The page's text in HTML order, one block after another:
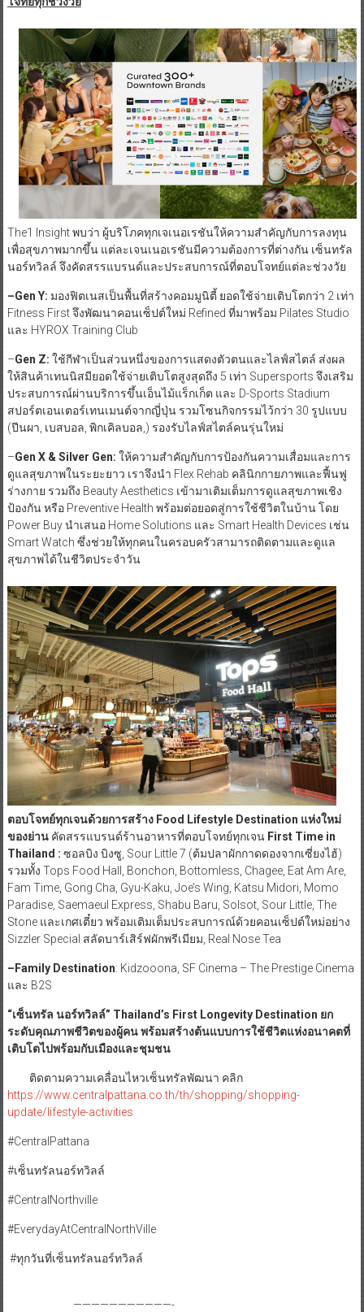
The1 Insight พบว่า ผู้บริโภคทุกเจเนอเรชันให้ความสำคัญกับการลงทุน
เพื่อสุขภาพมากขึ้น แต่ละเจนเนอเรชันมีความต้องการที่ต่างกัน เซ็นทรัล
นอร์ทวิลล์ จึงคัดสรรแบรนด์และประสบการณ์ที่ตอบโจทย์แต่ละช่วงวัย
–Gen Y: มองฟิตเนสเป็นพื้นที่สร้างคอมมูนิตี้ ยอดใช้จ่ายเติบโตกว่า 2 เท่า
Fitness First จึงพัฒนาคอนเซ็ปต์ใหม่ Refined ที่มาพร้อม Pilates Studio
และ HYROX Training Club
–Gen Z: ใช้กีฬาเป็นส่วนหนึ่งของการแสดงตัวตนและไลฟ์สไตล์ ส่งผล
ให้สินค้าเทนนิสมียอดใช้จ่ายเติบโตสูงสุดถึง 5 เท่า Supersports จึงเสริม
ประสบการณ์ผ่านบริการขึ้นเอ็นไม้แร็กเก็ต และ D-Sports Stadium
สปอร์ตเอนเตอร์เทนเมนต์จากญี่ปุ่น รวมโซนกิจกรรมไว้กว่า 30 รูปแบบ
(ปีนผา, เบสบอล, พิกเคิลบอล,) รองรับไลฟ์สไตล์คนรุ่นใหม่
–Gen X & Silver Gen: ให้ความสำคัญกับการป้องกันความเสื่อมและการ
ดูแลสุขภาพในระยะยาว เราจึงนำ Flex Rehab คลินิกกายภาพและฟื้นฟู
ร่างกาย รวมถึง Beauty Aesthetics เข้ามาเติมเต็มการดูแลสุขภาพเชิง
ป้องกัน หรือ Preventive Health พร้อมต่อยอดสู่การใช้ชีวิตในบ้าน โดย
Power Buy นำเสนอ Home Solutions และ Smart Health Devices เช่น
Smart Watch ซึ่งช่วยให้ทุกคนในครอบครัวสามารถติดตามและดูแล
สุขภาพได้ในชีวิตประจำวัน
ตอบโจทย์ทุกเจนด้วยการสร้าง Food Lifestyle Destination แห่งใหม่
ของย่านคัดสรรแบรนด์ร้านอาหารที่ตอบโจทย์ทุกเจน First Time in
Thailand : ซอลบิง บิงซู, Sour Little 7 (ต้มปลาผักกาดดองจากเซี่ยงไฮ้)
รวมทั้ง Tops Food Hall, Bonchon, Bottomless, Chagee, Eat Am Are,
Fam Time, Gong Cha, Gyu-Kaku, Joe’s Wing, Katsu Midori, Momo
Paradise, Saemaeul Express, Shabu Baru, Solsot, Sour Little, The
Stone และเกศเตี๋ยว พร้อมเติมเต็มประสบการณ์ด้วยคอนเซ็ปต์ใหม่อย่าง
Sizzler Special สลัดบาร์เสิร์ฟผักพรีเมียม, Real Nose Tea
– Family Destination: Kidzooona, SF Cinema – The Prestige Cinema
และ B2S
“เซ็นทรัล นอร์ทวิลล์” Thailand’s First Longevity Destination ยก
ระดับคุณภาพชีวิตของผู้คน พร้อมสร้างต้นแบบการใช้ชีวิตแห่งอนาคตที่
เติบโตไปพร้อมกับเมืองและชุมชน
ติดตามความเคลื่อนไหวเซ็นทรัลพัฒนา คลิก
https://www.centralpattana.co.th/th/shopping/shopping-
update/lifestyle-activities
#CentralPattana
#เซ็นทรัลนอร์ทวิลล์
#CentralNorthville
#EverydayAtCentralNorthVille
#ทุกวันที่เซ็นทรัลนอร์ทวิลล์
———————————-